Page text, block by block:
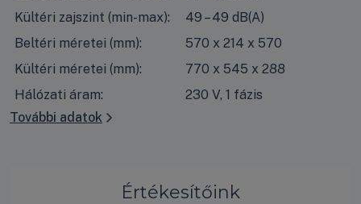
Kültéri zajszint (min-max):
49 – 49 dB(A)
Beltéri méretei (mm):
570 x 214 x 570
Kültéri méretei (mm):
770 x 545 x 288
Hálózati áram:
230 V, 1 fázis
További adatok
Értékesítőink